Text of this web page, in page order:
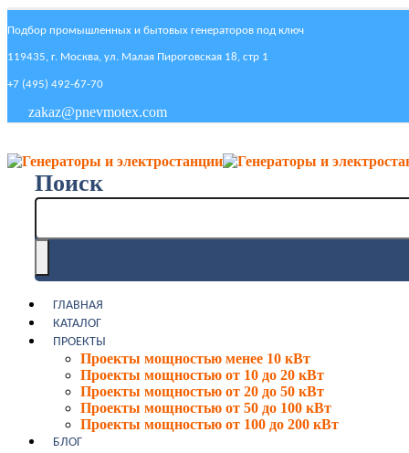
Подбор промышленных и бытовых генераторов под ключ
119435, г. Москва, ул. Малая Пироговская 18, стр 1
+7 (495) 492-67-70
zakaz@pnevmotex.com
Поиск
ГЛАВНАЯ
КАТАЛОГ
ПРОЕКТЫ
Проекты мощностью менее 10 кВт
Проекты мощностью от 10 до 20 кВт
Проекты мощностью от 20 до 50 кВт
Проекты мощностью от 50 до 100 кВт
Проекты мощностью от 100 до 200 кВт
БЛОГ